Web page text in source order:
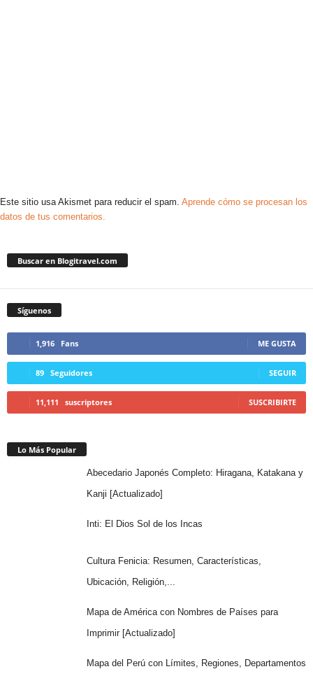
Este sitio usa Akismet para reducir el spam. Aprende cómo se procesan los
datos de tus comentarios.
Buscar en Blogitravel.com
Síguenos
1,916 Fans ME GUSTA
89 Seguidores SEGUIR
11,111 suscriptores SUSCRIBIRTE
Lo Más Popular
Abecedario Japonés Completo: Hiragana, Katakana y
Kanji [Actualizado]
Inti: El Dios Sol de los Incas
Cultura Fenicia: Resumen, Características,
Ubicación, Religión,...
Mapa de América con Nombres de Países para
Imprimir [Actualizado]
Mapa del Perú con Límites, Regiones, Departamentos